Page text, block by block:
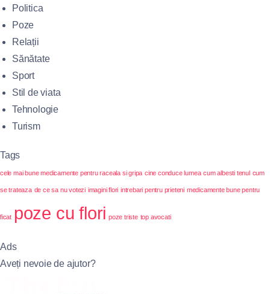
Politica
Poze
Relații
Sănătate
Sport
Stil de viata
Tehnologie
Turism
Tags
cele mai bune medicamente pentru raceala si gripa cine conduce lumea cum albesti tenul cum
se trateaza de ce sa nu votezi imagini flori intrebari pentru prieteni medicamente bune pentru
ficat poze cu flori poze triste top avocati
Ads
Aveți nevoie de ajutor?